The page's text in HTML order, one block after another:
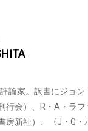
論家。訳書にジョ
行会）、R・A・ラ
房新社）、〈J・G